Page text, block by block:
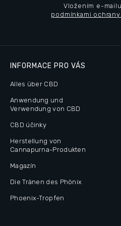
Vložením e-
podmínkami
INFORMACE PRO VÁS
Alles über CBD
Anwendung und
Verwendung von CBD
CBD účinky
Herstellung von
Cannapurna-Produkten
Magazín
Die Tränen des Phönix
Phoenix-Tropfen